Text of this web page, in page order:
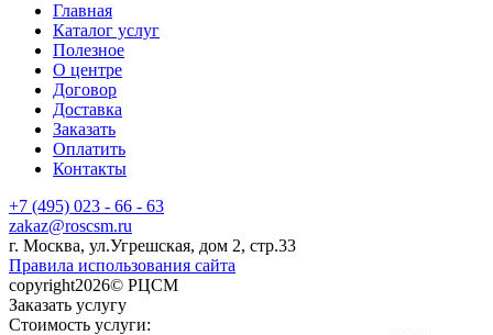
Главная
Каталог услуг
Полезное
О центре
Договор
Доставка
Заказать
Оплатить
Контакты
+7 (495) 023 - 66 - 63
zakaz@roscsm.ru
г. Москва, ул.Угрешская, дом 2, стр.33
Правила использования сайта
copyright2026© РЦСМ
Заказать услугу
Стоимость услуги: